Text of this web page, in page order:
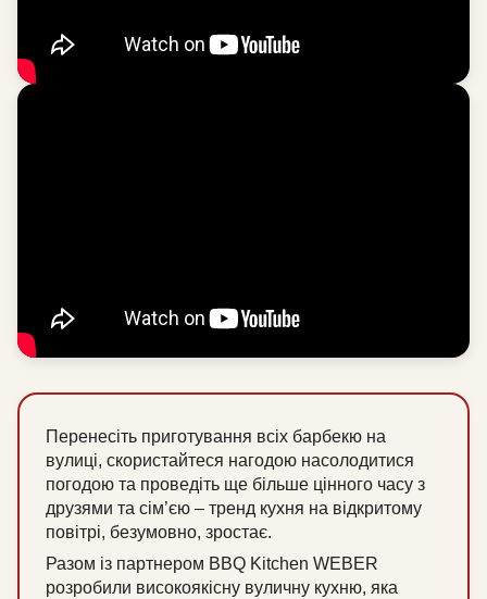
Перенесіть приготування всіх барбекю на
вулиці, скористайтеся нагодою насолодитися
погодою та проведіть ще більше цінного часу з
друзями та сім’єю – тренд кухня на відкритому
повітрі, безумовно, зростає.
Разом із партнером BBQ Kitchen WEBER
розробили високоякісну вуличну кухню, яка